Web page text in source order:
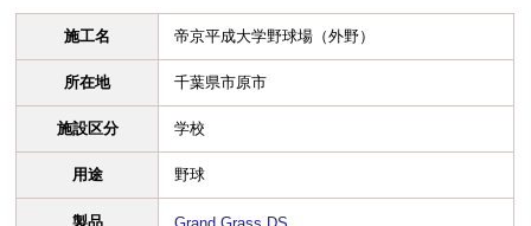
施工名 帝京平成大学野球場（外野）
所在地 千葉県市原市
施設区分 学校
用途 野球
製品